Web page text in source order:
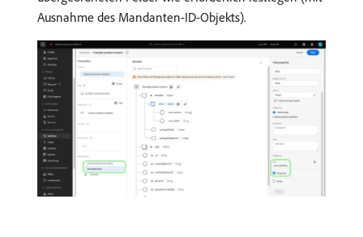
Ausnahme des Mandanten-ID-Objekts).